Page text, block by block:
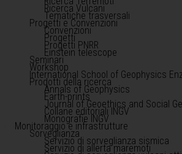
Ricerca Vulcani
Tematiche trasversali
Progetti e Convenzioni
Convenzioni
Progetti
Progetti PNRR
Einstein telescope
Seminari
Workshop
International School of Geophysics
Prodotti della ricerca
Annals of Geophysics
Earth-prints
Journal of Geoethics and Social
Collane editoriali INGV
Monografie INGV
Monitoraggio e infrastrutture
Sorveglianza
Servizio di sorveglianza sismica
Servizio di allerta maremoti